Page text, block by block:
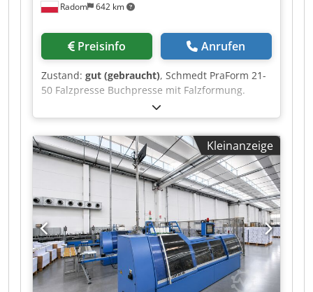
Radom 642 km
Preisinfo Anrufen
Zustand: gut (gebraucht), Schmedt PraForm 21-
50 Falzpresse Buchpresse mit Falzformung.
Produktion Schmedt, Deutschland. Die Maschine
ist in sehr gutem Zustand, produktionsbereit.
Codpfxozmniko Abxeha Technische Daten: max.
Format: 450 x 520 x 100 mm Gewicht 264kg
Stromversorgung 230V + Druckluft.
Kleinanzeige